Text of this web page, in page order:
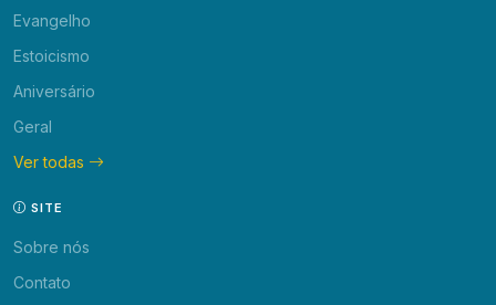
Evangelho
Estoicismo
Aniversário
Geral
Ver todas
SITE
Sobre nós
Contato